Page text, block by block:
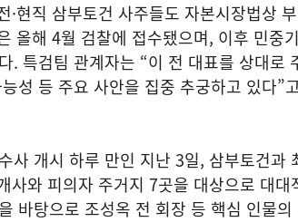
현직 삼부토건 사주들도 자본시장법상
올해 4월 검찰에 접수됐으며, 이후 민중
. 특검팀 관계자는 “이 전 대표를 상대로
성 등 주요 사안을 집중 추궁하고 있다”
사 개시 하루 만인 지난 3일, 삼부토건과
사와 피의자 주거지 7곳을 대상으로 대대
바탕으로 조성옥 전 회장 등 핵심 인물의